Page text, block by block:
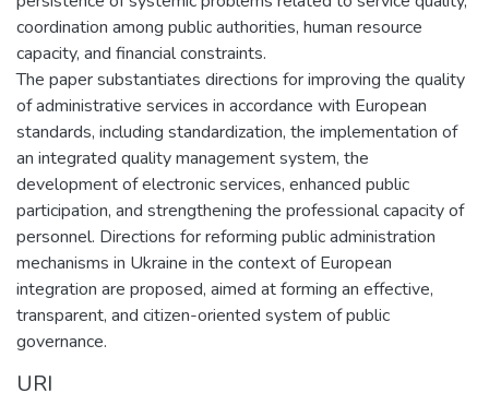
coordination among public authorities, human resource
capacity, and financial constraints.
The paper substantiates directions for improving the quality
of administrative services in accordance with European
standards, including standardization, the implementation of
an integrated quality management system, the
development of electronic services, enhanced public
participation, and strengthening the professional capacity of
personnel. Directions for reforming public administration
mechanisms in Ukraine in the context of European
integration are proposed, aimed at forming an effective,
transparent, and citizen-oriented system of public
governance.
URI